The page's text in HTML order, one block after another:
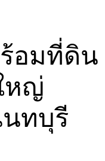
อมที่ดิน
หญ่
ทบุรี